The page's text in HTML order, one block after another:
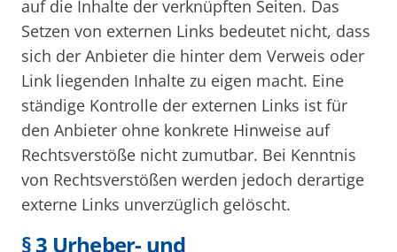
auf die Inhalte der verknüpften Seiten. Das
Setzen von externen Links bedeutet nicht, dass
sich der Anbieter die hinter dem Verweis oder
Link liegenden Inhalte zu eigen macht. Eine
ständige Kontrolle der externen Links ist für
den Anbieter ohne konkrete Hinweise auf
Rechtsverstöße nicht zumutbar. Bei Kenntnis
von Rechtsverstößen werden jedoch derartige
externe Links unverzüglich gelöscht.
§ 3 Urheber- und